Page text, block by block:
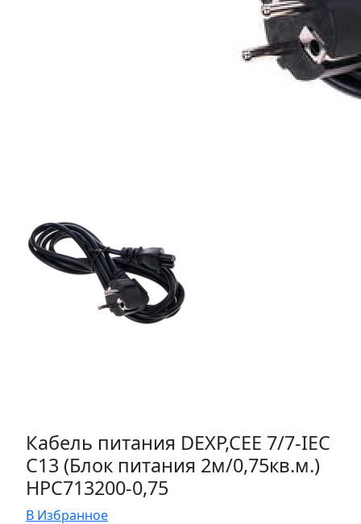
Кабель питания DEXP,CEE 7/7-IEC
C13 (Блок питания 2м/0,75кв.м.)
HPC713200-0,75
В Избранное